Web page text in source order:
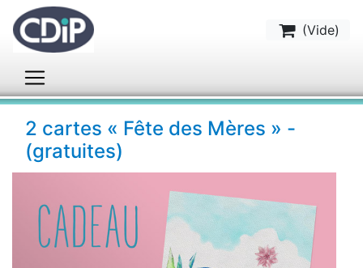
(Vide)
2 cartes « Fête des Mères » -
(gratuites)